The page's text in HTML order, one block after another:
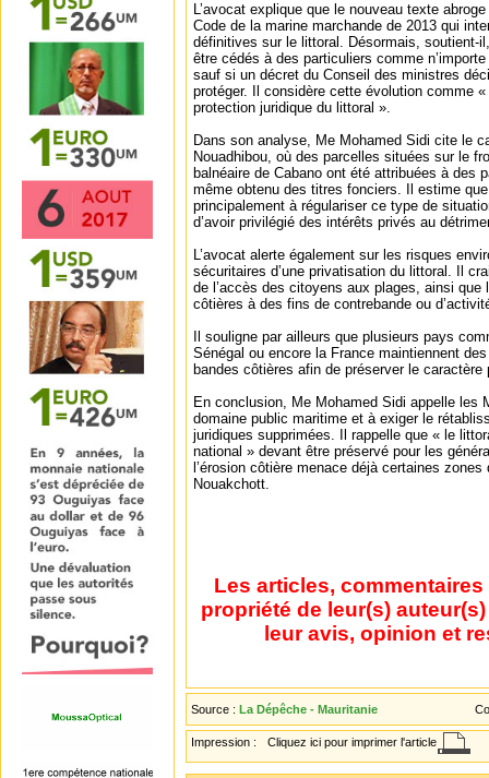
L’avocat explique que le nouveau texte
Code de la marine marchande de 2013 qui
définitives sur le littoral. Désormais, soutient-
être cédés à des particuliers comme
sauf si un décret du Conseil des ministres
protéger. Il considère cette évolution comme
protection juridique du littoral ».
Dans son analyse, Me Mohamed Sidi cite le
Nouadhibou, où des parcelles situées sur le
balnéaire de Cabano ont été attribuées à des
même obtenu des titres fonciers. Il estime
principalement à régulariser ce type de
d’avoir privilégié des intérêts privés au
L’avocat alerte également sur les risques
sécuritaires d’une privatisation du littoral. Il
de l’accès des citoyens aux plages, ainsi que
côtières à des fins de contrebande ou
Il souligne par ailleurs que plusieurs pays
Sénégal ou encore la France maintiennent
bandes côtières afin de préserver le caractère
En conclusion, Me Mohamed Sidi appelle les
domaine public maritime et à exiger le
juridiques supprimées. Il rappelle que « le
national » devant être préservé pour les
l’érosion côtière menace déjà certaines
Nouakchott.
Les articles,
propriété de leur(s)
leur avis, opinion et
Source : La Dépêche - Mauritanie
Impression : Cliquez ici pour imprimer l'article